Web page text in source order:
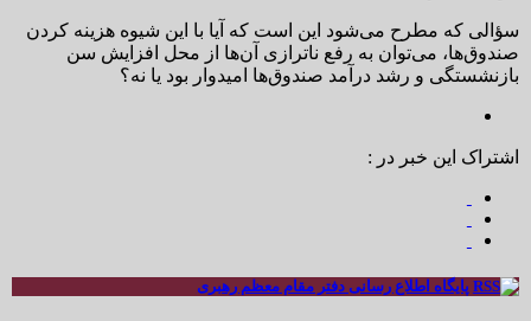
سؤالی که مطرح می‌شود این است که آیا با این شیوه هزینه کردن
صندوق‌ها، می‌توان به رفع ناترازی آن‌ها از محل افزایش سن
بازنشستگی و رشد درآمد صندوق‌ها امیدوار بود یا نه؟
اشتراک این خبر در :
پایگاه اطلاع رسانی دفتر مقام معظم رهبری